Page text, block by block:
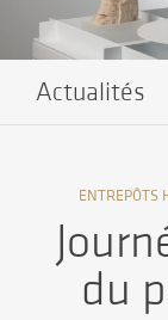
Actualités
ENTREPÔTS
du